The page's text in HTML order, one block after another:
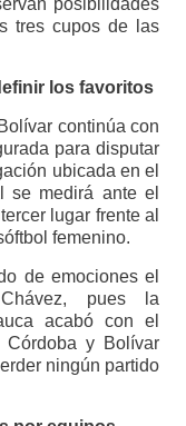
tres cupos de las
los favoritos
continúa con
para disputar
ubicada en el
se medirá ante el
lugar frente al
femenino.
de emociones el
pues la
acabó con el
Córdoba y Bolívar
ningún partido